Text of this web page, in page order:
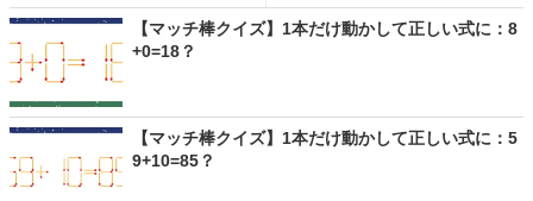
【マッチ棒クイズ】1本だけ動かして正しい式に：8
+0=18？
【マッチ棒クイズ】1本だけ動かして正しい式に：5
9+10=85？